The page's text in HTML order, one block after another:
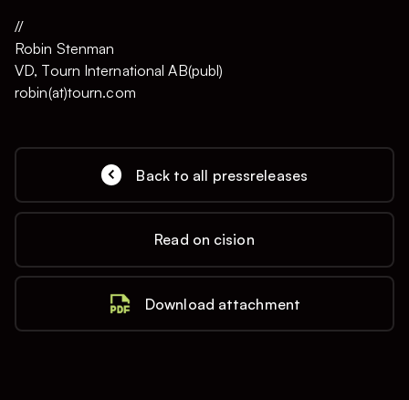
//
Robin Stenman
VD, Tourn International AB(publ)
robin(at)tourn.com
Back to all pressreleases
Read on cision
Download attachment